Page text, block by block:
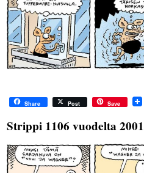
Share Post Save
Strippi 1106 vuodelta 2001